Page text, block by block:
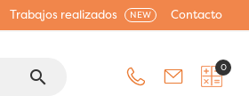
Trabajos realizados NEW Contacto
search 0